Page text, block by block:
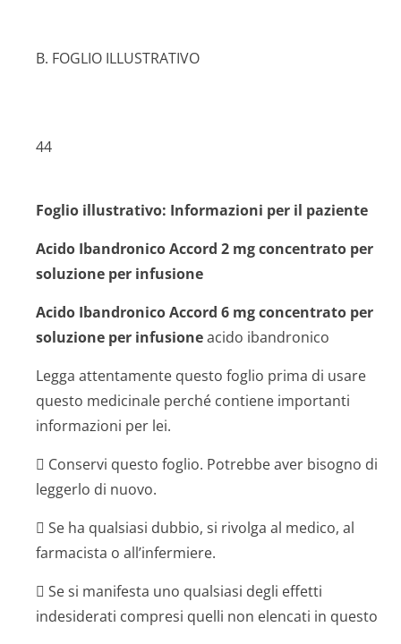
B. FOGLIO ILLUSTRATIVO
44
Foglio illustrativo: Informazioni per il paziente
Acido Ibandronico Accord 2 mg concentrato per
soluzione per infusione
Acido Ibandronico Accord 6 mg concentrato per
soluzione per infusioneacido ibandronico
Legga attentamente questo foglio prima di usare
questo medicinale perché contiene importanti
informazioni per lei.
 Conservi questo foglio. Potrebbe aver bisogno di
leggerlo di nuovo.
 Se ha qualsiasi dubbio, si rivolga al medico, al
farmacista o all’infermiere.
 Se si manifesta uno qualsiasi degli effetti
indesiderati compresi quelli non elencati in questo